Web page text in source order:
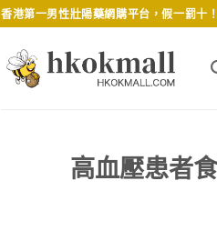
香港第一男性壯陽藥網購平台，假一罰十！
高血壓患者